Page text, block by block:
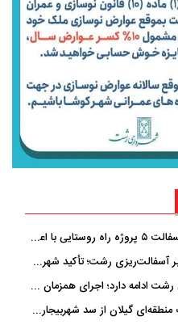
شروع عملیات آسفالت ۵ پروژه راه ‌روستایی با اعتبار ۳۷۰ میلیاردی در گیلان
نظارت بامدادی بر آسفالت‌ریزی رشت؛ تأکید شهردار و بازرس کل بر کیفیت اجرای پروژه‌ها
شب‌های عمرانی رشت ادامه دارد؛ اجرای همزمان آسفالت‌ریزی در پنج منطقه شهری
بازدید معاون آب منطقه‌ای گیلان از سد شهربیجار برای تداوم تأمین آب شرب استان